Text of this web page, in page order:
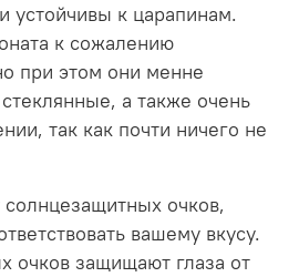
устойчивы к царапинам.
к сожалению
при этом они менне
а также очень
так как почти ничего не
очков,
вашему вкусу.
очков защищают глаза от